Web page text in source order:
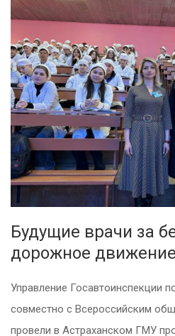
Будущие врачи за
дорожное движение
Управление Госавтоинспекции
совместно с Всероссийским
провели в Астраханском ГМУ